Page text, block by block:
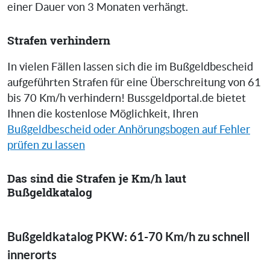
einer Dauer von 3 Monaten verhängt.
Strafen verhindern
In vielen Fällen lassen sich die im Bußgeldbescheid
aufgeführten Strafen für eine Überschreitung von 61
bis 70 Km/h verhindern! Bussgeldportal.de bietet
Ihnen die kostenlose Möglichkeit, Ihren
Bußgeldbescheid oder Anhörungsbogen auf Fehler
prüfen zu lassen
Das sind die Strafen je Km/h laut
Bußgeldkatalog
Bußgeldkatalog PKW: 61-70 Km/h zu schnell
innerorts